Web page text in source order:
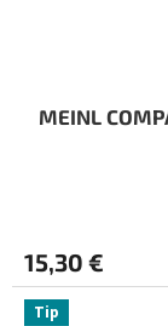
MEINL
15,30 €
Tip